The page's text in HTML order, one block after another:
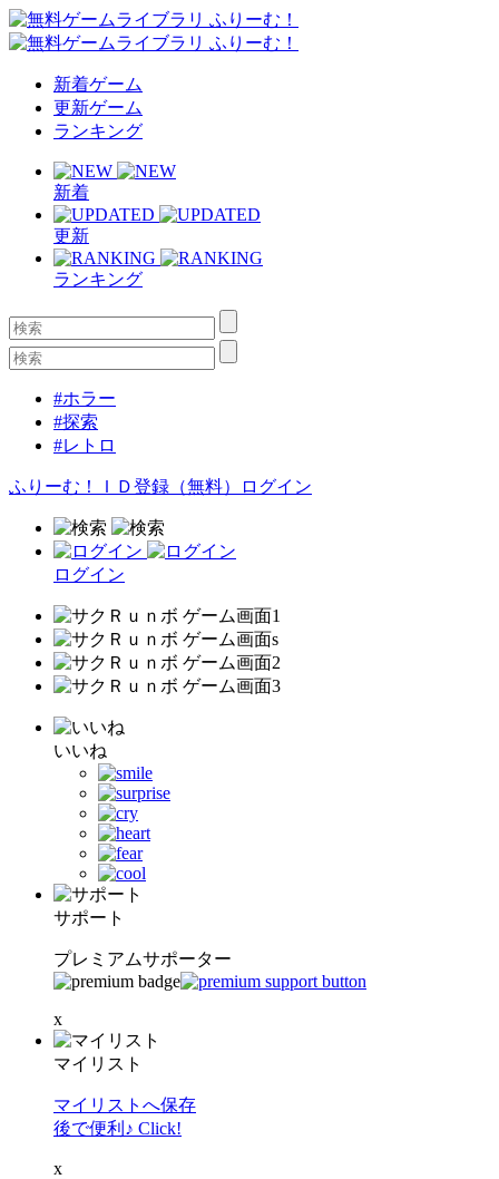
新着ゲーム
更新ゲーム
ランキング
新着
更新
ランキング
#ホラー
#探索
#レトロ
ふりーむ！ＩＤ登録（無料） ログイン
ログイン
いいね
サポート
プレミアムサポーター
x
マイリスト
マイリストへ保存
後で便利♪ Click!
x